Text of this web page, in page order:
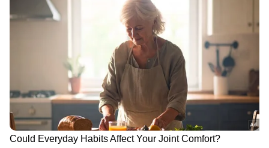
എൻസിആർ പരിധിക്കുള്ളിൽ ഇരുന്ന് മാത്രമേ
ജോലി ചെയ്യാൻ പാടുള്ളൂവെന്ന് ബോസ്
വ്യക്തമാക്കി. ഇത് ഉറപ്പാക്കാൻ ഹാജർ
രേഖപ്പെടുത്തുന്നത് ജിപിഎസ് വഴിയാണ്.
ജീവനക്കാരൻ ദില്ലി - എൻസിആർ
പരിധിക്കുള്ളിൽ ഉണ്ടെങ്കിൽ മാത്രമേ സിസ്റ്റം
ഹാജർ രേഖപ്പെടുത്തുകയുള്ളൂ," ജീവനക്കാരൻ
പറഞ്ഞു. ഇതിന് ബോസ് കൃത്യമായ കാരണം
പറഞ്ഞിട്ടില്ലെങ്കിലും, പെട്ടെന്ന് എന്തെങ്കിലും